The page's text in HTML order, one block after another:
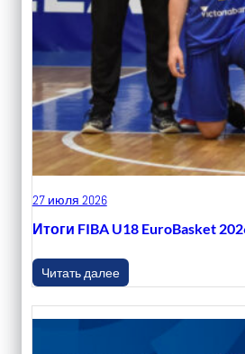
27 июля 2026
Итоги FIBA U18 EuroBasket
Читать далее